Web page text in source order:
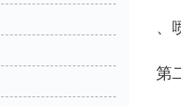
、
第